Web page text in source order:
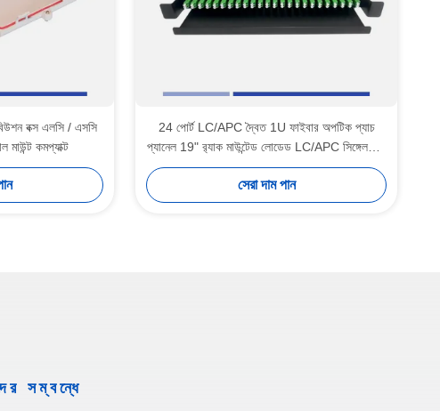
বক্স এলসি / এসসি
মাউন্ট কমপ্যাক্ট
24 পোর্ট LC/APC দ্বৈত 1U ফাইবার অপটিক প্যাচ
প্যানেল 19" র‍্যাক মাউন্টেড লোডেড LC/APC সিঙ্গেলমোড
দ্বৈত অ্যাডাপ্টার
সেরা দাম পান
সম্বন্ধে